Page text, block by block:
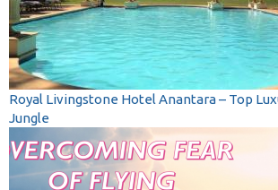
Royal Livingstone Hotel Anantara – Top
Jungle